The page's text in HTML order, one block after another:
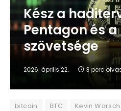
Kész a
Pentagon és
szövetsége
2026. április 22. 3 perc
bitcoin BTC Kevin Warsch